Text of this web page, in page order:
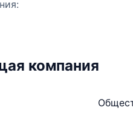
компания